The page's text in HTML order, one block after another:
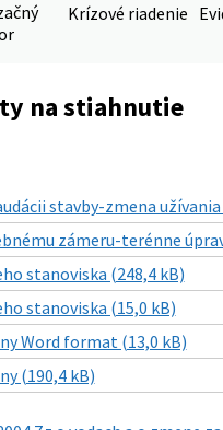
Krízové riadenie
na stiahnutie
stavby-zmena
zámeru-terénne
stanoviska (248,4 kB)
stanoviska (15,0 kB)
Word format (13,0 kB)
(190,4 kB)